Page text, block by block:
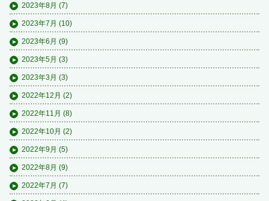
2023年8月 (7)
2023年7月 (10)
2023年6月 (9)
2023年5月 (3)
2023年3月 (3)
2022年12月 (2)
2022年11月 (8)
2022年10月 (2)
2022年9月 (5)
2022年8月 (9)
2022年7月 (7)